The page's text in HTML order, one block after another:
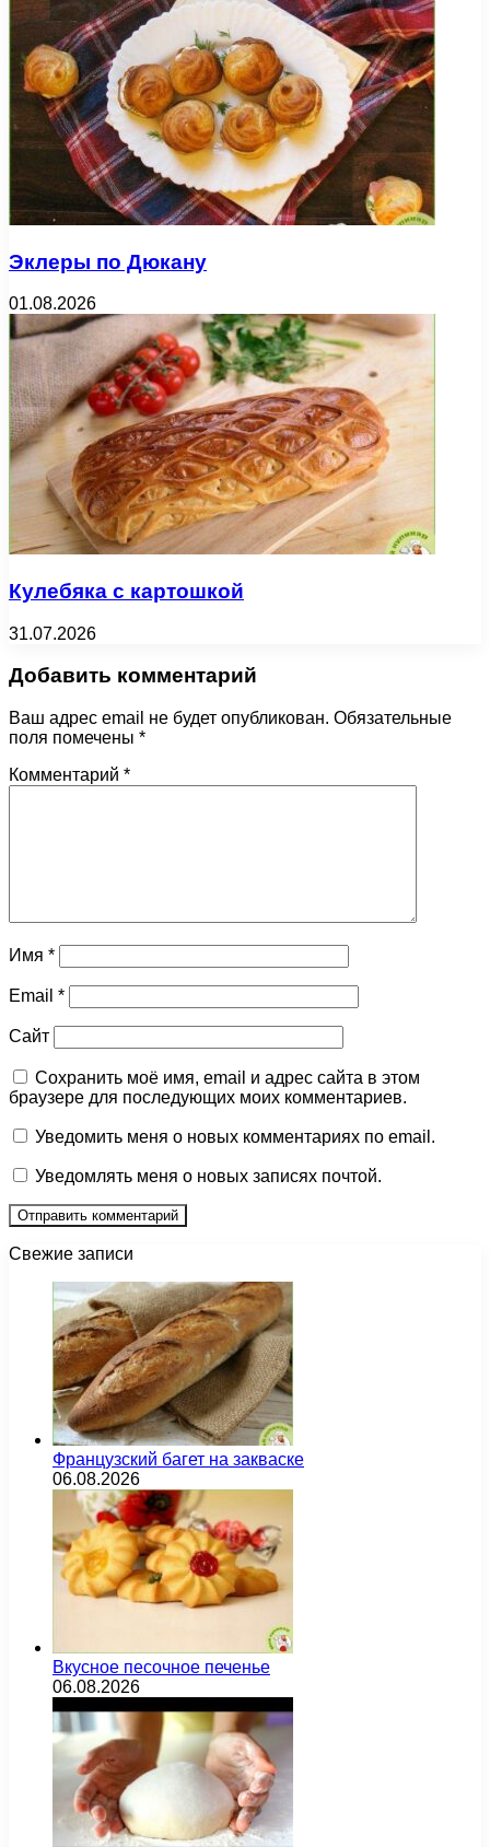
Эклеры по Дюкану
01.08.2026
Кулебяка с картошкой
31.07.2026
Добавить комментарий
Ваш адрес email не будет опубликован. Обязательные
поля помечены *
Комментарий *
Имя *
Email *
Сайт
Сохранить моё имя, email и адрес сайта в этом
браузере для последующих моих комментариев.
Уведомить меня о новых комментариях по email.
Уведомлять меня о новых записях почтой.
Свежие записи
Французский багет на закваске
06.08.2026
Вкусное песочное печенье
06.08.2026